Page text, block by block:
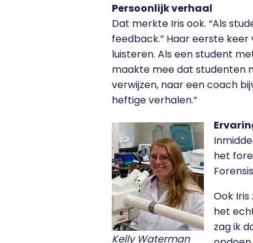
Persoonlijk verhaal
Dat merkte Iris ook. “Als
feedback.” Haar eerste
luisteren. Als een student
maakte mee dat studenten
verwijzen, naar een coach
heftige verhalen.”
Kelly Waterman
het
Ook
het
zag ik